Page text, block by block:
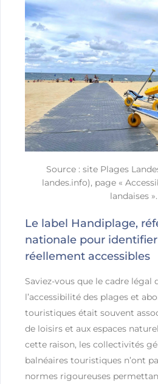
Source : site Plages
landes.info), page «
landaises ».
Le label Handiplage,
nationale pour
réellement accessibles
Saviez-vous que le cadre légal
l’accessibilité des plages et
touristiques était souvent
de loisirs et aux espaces
cette raison, les collectivités
balnéaires touristiques n’ont
normes rigoureuses